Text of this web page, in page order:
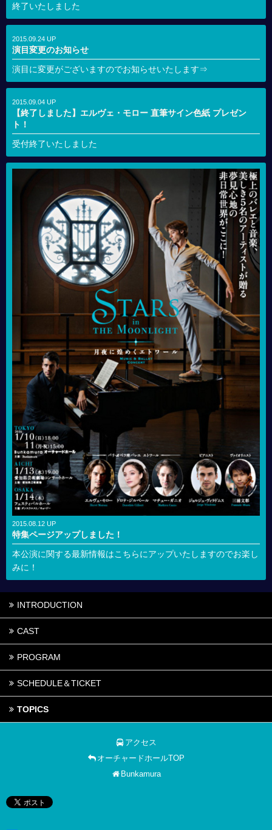
終了いたしました
2015.09.24 UP
演目変更のお知らせ
演目に変更がございますのでお知らせいたします⇒
2015.09.04 UP
【終了しました】エルヴェ・モロー 直筆サイン色紙 プレゼン
ト！
受付終了いたしました
2015.08.12 UP
特集ページアップしました！
本公演に関する最新情報はこちらにアップいたしますのでお楽し
みに！
INTRODUCTION
CAST
PROGRAM
SCHEDULE＆TICKET
TOPICS
アクセス
オーチャードホールTOP
Bunkamura